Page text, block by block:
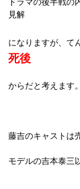
見解
になりますが、て
死後
からだと考えます。
藤吉のキャストは
モデルの吉本泰三